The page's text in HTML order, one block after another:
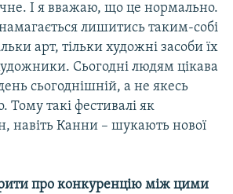
І я вважаю, що це нормально.
лишитись таким-собі
арт, тільки художні засоби їх
Сьогодні людям цікава
сьогоднішній, а не якесь
Тому такі фестивалі як
навіть Канни – шукають нової
про конкуренцію між цими